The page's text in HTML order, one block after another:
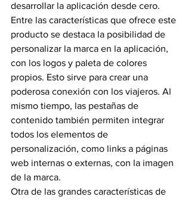
desarrollar la aplicación desde cero.
Entre las características que ofrece este
producto se destaca la posibilidad de
personalizar la marca en la aplicación,
con los logos y paleta de colores
propios. Esto sirve para crear una
poderosa conexión con los viajeros. Al
mismo tiempo, las pestañas de
contenido también permiten integrar
todos los elementos de
personalización, como links a páginas
web internas o externas, con la imagen
de la marca.
Otra de las grandes características de